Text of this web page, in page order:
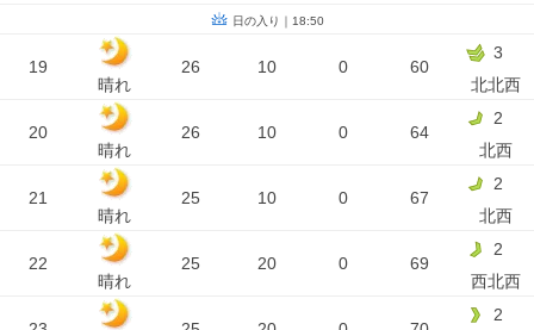
日の入り｜18:50
19
晴れ
26 10 0 60
3
北北西
20
晴れ
26 10 0 64
2
北西
21
晴れ
25 10 0 67
2
北西
22
晴れ
25 20 0 69
2
西北西
2